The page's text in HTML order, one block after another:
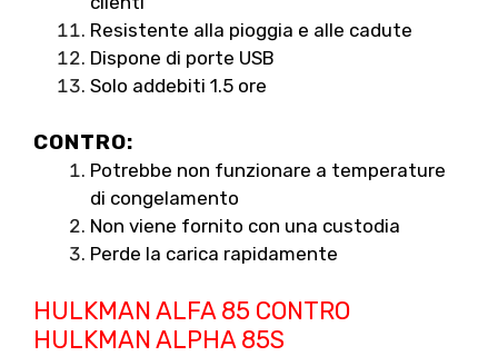
Resistente alla pioggia e alle cadute
Dispone di porte USB
Solo addebiti 1.5 ore
CONTRO:
Potrebbe non funzionare a temperature
di congelamento
Non viene fornito con una custodia
Perde la carica rapidamente
HULKMAN ALFA 85 CONTRO
HULKMAN ALPHA 85S